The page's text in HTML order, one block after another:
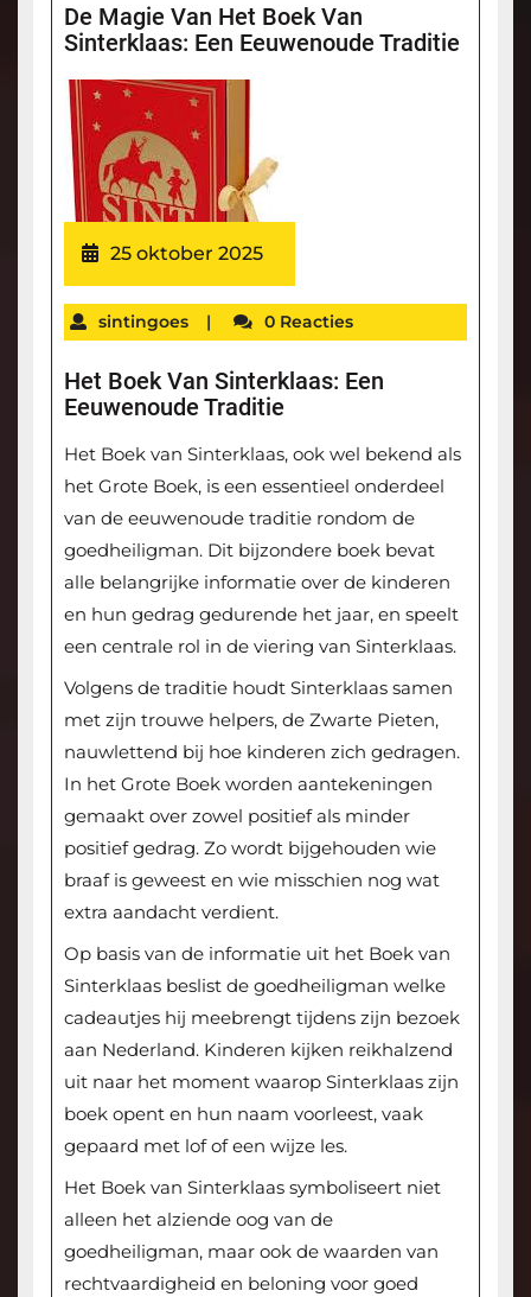
De Magie Van Het Boek Van
Sinterklaas: Een Eeuwenoude Traditie
25 oktober 2025
sintingoes | 0 Reacties
Het Boek Van Sinterklaas: Een
Eeuwenoude Traditie
Het Boek van Sinterklaas, ook wel bekend als
het Grote Boek, is een essentieel onderdeel
van de eeuwenoude traditie rondom de
goedheiligman. Dit bijzondere boek bevat
alle belangrijke informatie over de kinderen
en hun gedrag gedurende het jaar, en speelt
een centrale rol in de viering van Sinterklaas.
Volgens de traditie houdt Sinterklaas samen
met zijn trouwe helpers, de Zwarte Pieten,
nauwlettend bij hoe kinderen zich gedragen.
In het Grote Boek worden aantekeningen
gemaakt over zowel positief als minder
positief gedrag. Zo wordt bijgehouden wie
braaf is geweest en wie misschien nog wat
extra aandacht verdient.
Op basis van de informatie uit het Boek van
Sinterklaas beslist de goedheiligman welke
cadeautjes hij meebrengt tijdens zijn bezoek
aan Nederland. Kinderen kijken reikhalzend
uit naar het moment waarop Sinterklaas zijn
boek opent en hun naam voorleest, vaak
gepaard met lof of een wijze les.
Het Boek van Sinterklaas symboliseert niet
alleen het alziende oog van de
goedheiligman, maar ook de waarden van
rechtvaardigheid en beloning voor goed